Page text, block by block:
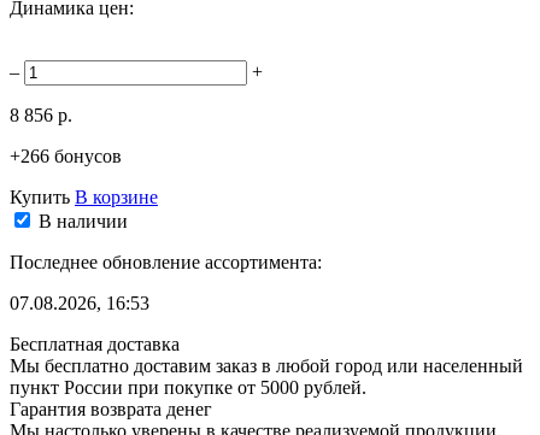
Динамика цен:
– +
8 856 р.
+266 бонусов
Купить В корзине
В наличии
Последнее обновление ассортимента:
07.08.2026, 16:53
Бесплатная доставка
Мы бесплатно доставим заказ в любой город или населенный
пункт России при покупке от 5000 рублей.
Гарантия возврата денег
Мы настолько уверены в качестве реализуемой продукции,